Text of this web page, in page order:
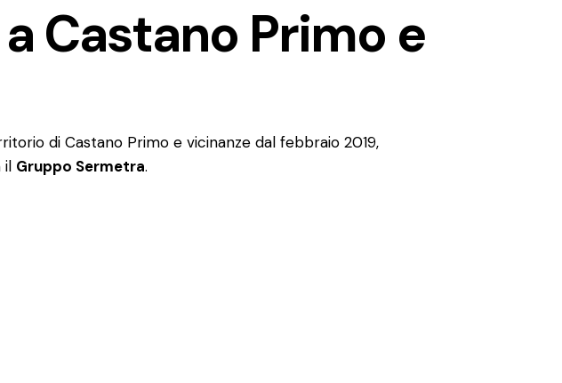
Castano Primo e
di Castano Primo e vicinanze dal febbraio 2019,
il Gruppo Sermetra.